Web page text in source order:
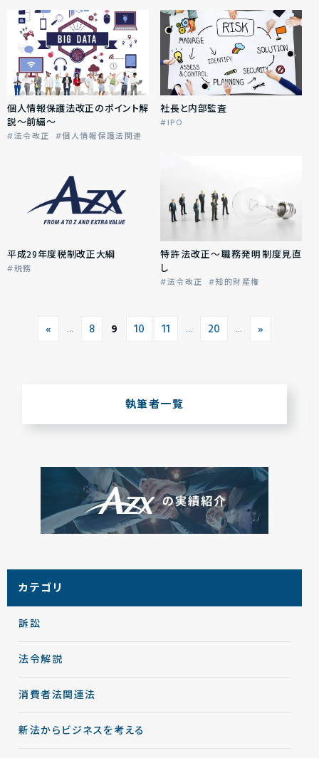
個人情報保護法改正のポイント解
説～前編～
法令改正 個人情報保護法関連
社長と内部監査
IPO
平成29年度税制改正大綱
税務
特許法改正～職務発明制度見直
し
法令改正 知的財産権
« ... 8 9 10 11 ... 20 ... »
執筆者一覧
カテゴリ
訴訟
法令解説
消費者法関連法
新法からビジネスを考える